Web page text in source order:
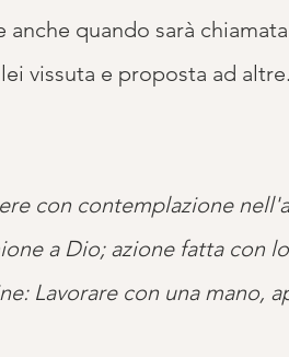
quando sarà
vissuta e proposta ad
con contemplazione
a Dio; azione fatta con
Lavorare con una mano,